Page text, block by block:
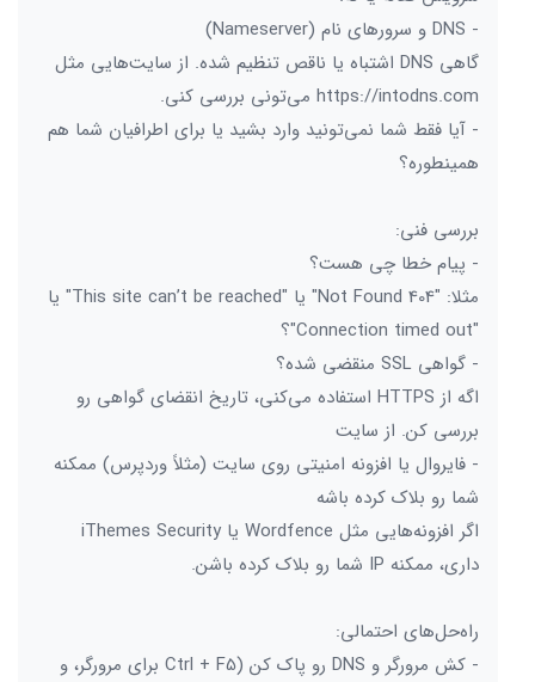
- DNS و سرورهای نام (Nameserver)
گاهی DNS اشتباه یا ناقص تنظیم شده. از سایت‌هایی مثل
https://intodns.com می‌تونی بررسی کنی.
- آیا فقط شما نمی‌تونید وارد بشید یا برای اطرافیان شما هم
همینطوره؟
بررسی فنی:
- پیام خطا چی هست؟
مثلا: "404 Not Found" یا "This site can’t be reached" یا
"Connection timed out"؟
- گواهی SSL منقضی شده؟
اگه از HTTPS استفاده می‌کنی، تاریخ انقضای گواهی رو
بررسی کن. از سایت
- فایروال یا افزونه امنیتی روی سایت (مثلاً وردپرس) ممکنه
شما رو بلاک کرده باشه
اگر افزونه‌هایی مثل Wordfence یا iThemes Security
داری، ممکنه IP شما رو بلاک کرده باشن.
راه‌حل‌های احتمالی:
- کش مرورگر و DNS رو پاک کن (Ctrl + F5 برای مرورگر، و